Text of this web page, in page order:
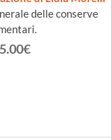
delle conserve